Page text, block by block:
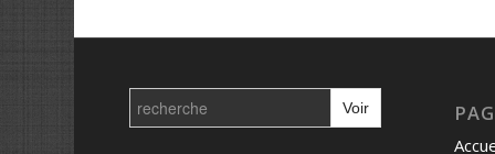
Search
for: